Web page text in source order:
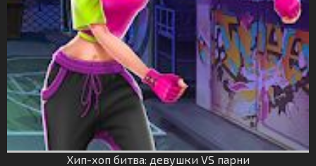
Хип-хоп битва: девушки VS парни